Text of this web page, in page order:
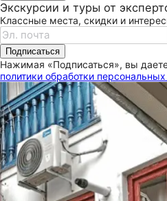
Экскурсии и туры от
Классные места, скидки и
Подписаться
Нажимая «Подписаться», вы
политики обработки